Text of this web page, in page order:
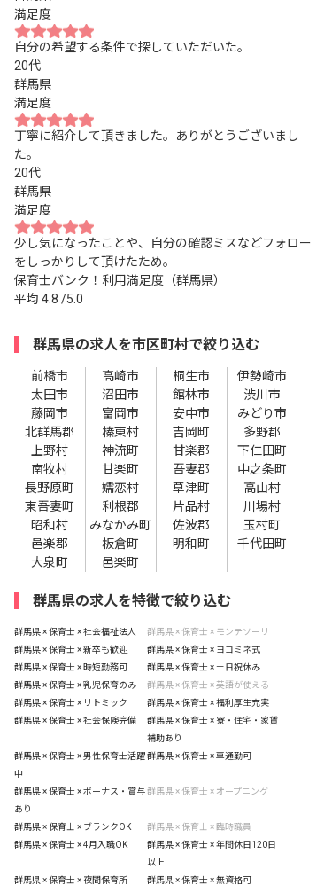
満足度
自分の希望する条件で探していただいた。
20代
群馬県
満足度
丁寧に紹介して頂きました。ありがとうございまし
た。
20代
群馬県
満足度
少し気になったことや、自分の確認ミスなどフォロー
をしっかりして頂けたため。
保育士バンク！利用満足度（群馬県）
平均 4.8 /5.0
群馬県の求人を市区町村で絞り込む
前橋市 高崎市 桐生市
伊勢崎市
太田市
沼田市 館林市
渋川市
藤岡市
富岡市 安中市
みどり市
北群馬郡
榛東村 吉岡町
多野郡
上野村
神流町 甘楽郡
下仁田町
南牧村
甘楽町 吾妻郡
中之条町
長野原町
嬬恋村 草津町
高山村
東吾妻町
利根郡 片品村
川場村
昭和村
みなかみ町 佐波郡
玉村町
邑楽郡
板倉町 明和町
千代田町
大泉町
邑楽町
群馬県の求人を特徴で絞り込む
群馬県 × 保育士 × 社会福祉法人
群馬県 × 保育士 × モンテソーリ
群馬県 × 保育士 × 新卒も歓迎
群馬県 × 保育士 × ヨコミネ式
群馬県 × 保育士 × 時短勤務可
群馬県 × 保育士 × 土日祝休み
群馬県 × 保育士 × 乳児保育のみ
群馬県 × 保育士 × 英語が使える
群馬県 × 保育士 × リトミック
群馬県 × 保育士 × 福利厚生充実
群馬県 × 保育士 × 社会保険完備
群馬県 × 保育士 × 寮・住宅・家賃
補助あり
群馬県 × 保育士 × 男性保育士活躍
中
群馬県 × 保育士 × 車通勤可
群馬県 × 保育士 × ボーナス・賞与
あり
群馬県 × 保育士 × オープニング
群馬県 × 保育士 × ブランクOK
群馬県 × 保育士 × 臨時職員
群馬県 × 保育士 × 4月入職OK
群馬県 × 保育士 × 年間休日120日
以上
群馬県 × 保育士 × 夜間保育所
群馬県 × 保育士 × 無資格可